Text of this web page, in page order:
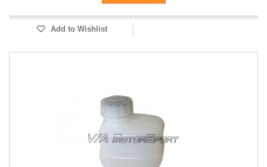
Add to Wishlist